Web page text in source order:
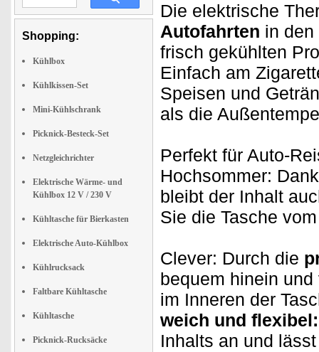
Shopping:
Kühlbox
Kühlkissen-Set
Mini-Kühlschrank
Picknick-Besteck-Set
Netzgleichrichter
Elektrische Wärme- und
Kühlbox 12 V / 230 V
Kühltasche für Bierkasten
Elektrische Auto-Kühlbox
Kühlrucksack
Faltbare Kühltasche
Kühltasche
Picknick-Rucksäcke
Die elektrische
Autofahrten in
frisch gekühlten
Einfach am
Speisen und
als die
Perfekt für Auto-
Hochsommer:
bleibt der Inhalt
Sie die Tasche
Clever: Durch die
bequem hinein
im Inneren der
weich und flexibel:
Inhalts an und